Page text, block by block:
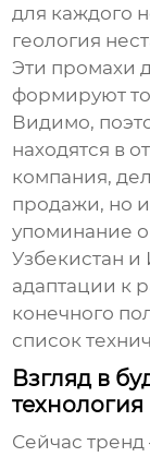
для каждого
геология
Эти промахи
формируют
Видимо,
находятся в
компания,
продажи, но
упоминание о
Узбекистан
адаптации к
конечного
список
Взгляд в
технология
Сейчас